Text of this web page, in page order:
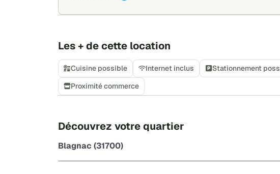
Les + de cette location
Cuisine possible Internet inclus Stationnement
Proximité commerce
Découvrez votre quartier
Blagnac (31700)